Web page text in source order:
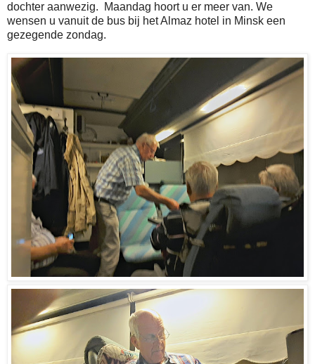
dochter aanwezig. Maandag hoort u er meer van. We
wensen u vanuit de bus bij het Almaz hotel in Minsk een
gezegende zondag.